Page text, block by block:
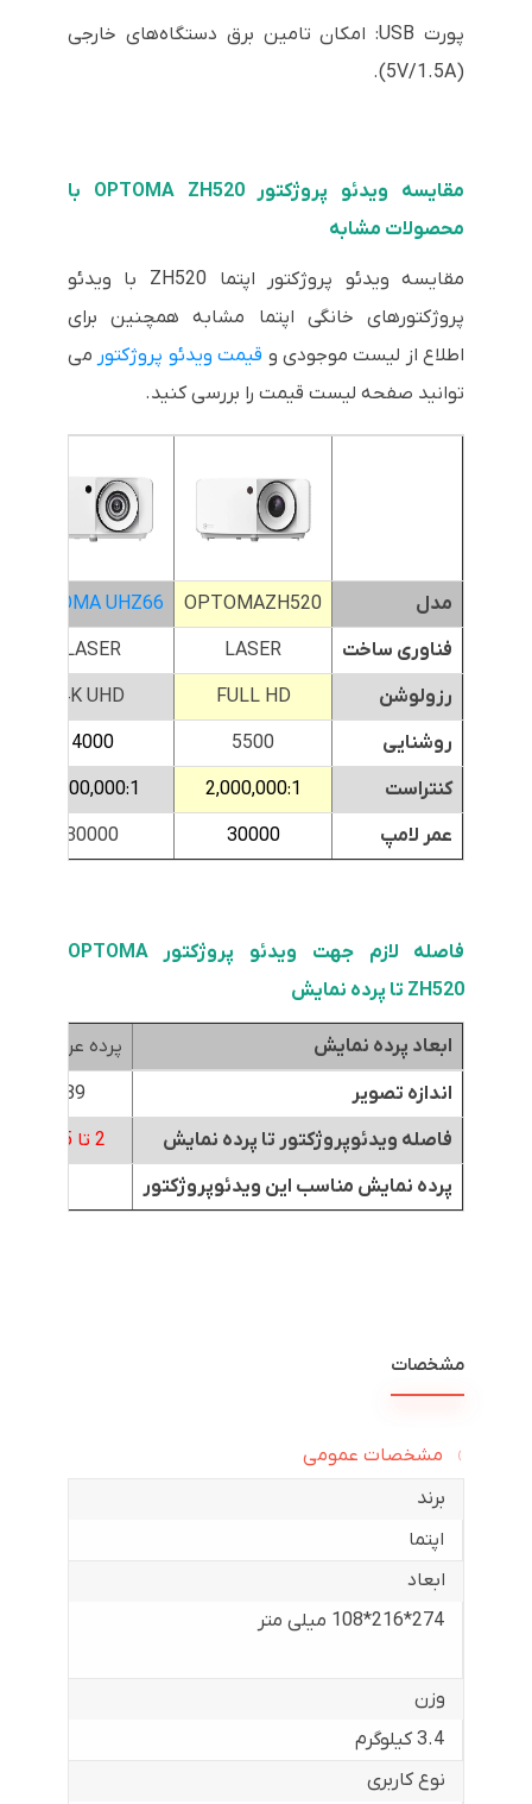
پورت USB: امکان تامین برق دستگاه‌های خارجی
(5V/1.5A).
مقایسه ویدئو پروژکتور OPTOMA ZH520 با
محصولات مشابه
مقایسه ویدئو پروژکتور اپتما ZH520 با ویدئو
پروژکتورهای خانگی اپتما مشابه همچنین برای
اطلاع از لیست موجودی و قیمت ویدئو پروژکتور می
توانید صفحه لیست قیمت را بررسی کنید.
مدل OPTOMAZH520
OPTOMA UHZ66
فناوری ساخت
LASER
LASER
رزولوشن
FULL HD
4K UHD
روشنایی
5500
4000
کنتراست
2,000,000:1
5,000,000:1
عمر لامپ
30000
30000
فاصله لازم جهت ویدئو پروژکتور OPTOMA
ZH520 تا پرده نمایش
ابعاد پرده نمایش
پرده عرض 1.8متر
اندازه تصویر
89 اینچ
فاصله ویدئوپروژکتور تا پرده نمایش
2 تا 2.65
پرده نمایش مناسب این ویدئوپروژکتور
مشخصات
مشخصات عمومی
برند
اپتما
ابعاد
274*216*108 میلی متر
وزن
3.4 کیلوگرم
نوع کاربری